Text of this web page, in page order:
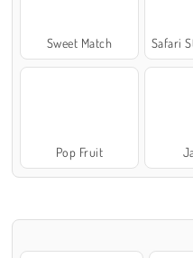
Sweet Match
Pop Fruit